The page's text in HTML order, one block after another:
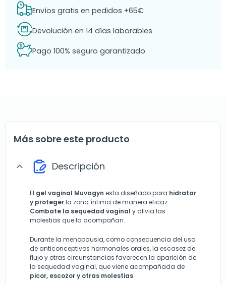
Envíos gratis en pedidos +65€
Devolución en 14 días laborables
Pago 100% seguro garantizado
Más sobre este producto
expand_more Descripción
El gel vaginal Muvagyn esta diseñado para hidratar
y protegerla zona íntima de manera eficaz.
Combate la sequedad vaginal y alivia las
molestias que la acompañan.
Durante la menopausia, como consecuencia del uso
de anticonceptivos hormonales orales, la escasez de
flujo y otras circunstancias favorecen la aparición de
la sequedad vaginal, que viene acompañada de
picor, escozor y otras molestias.